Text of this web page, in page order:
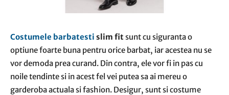
Costumele barbatesti slim fit sunt cu siguranta o
optiune foarte buna pentru orice barbat, iar acestea nu se
vor demoda prea curand. Din contra, ele vor fi in pas cu
noile tendinte si in acest fel vei putea sa ai mereu o
garderoba actuala si fashion. Desigur, sunt si costume